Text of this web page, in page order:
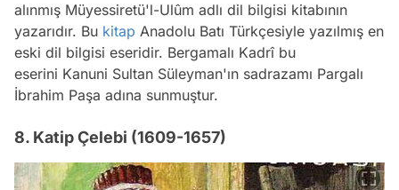
alınmış Müyessiretü'l-Ulûm adlı dil bilgisi kitabının
yazarıdır. Bu kitap Anadolu Batı Türkçesiyle yazılmış en
eski dil bilgisi eseridir. Bergamalı Kadrî bu
eserini Kanuni Sultan Süleyman'ın sadrazamı Pargalı
İbrahim Paşa adına sunmuştur.
8. Katip Çelebi (1609-1657)